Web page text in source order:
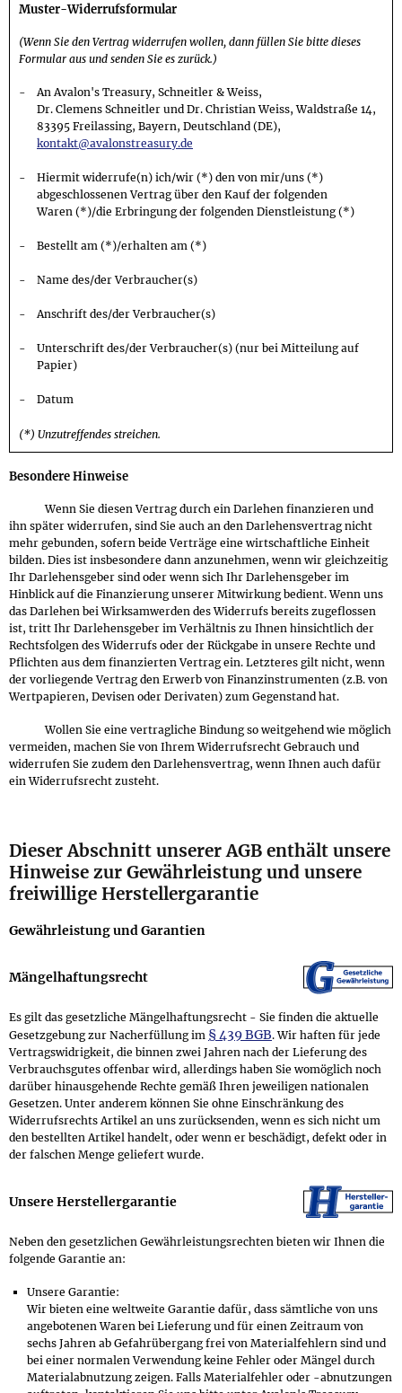
Muster-Widerrufsformular
(Wenn Sie den Vertrag widerrufen wollen, dann füllen Sie bitte dieses
Formular aus und senden Sie es zurück.)
An Avalon's Treasury, Schneitler & Weiss,
Dr. Clemens Schneitler und Dr. Christian Weiss, Waldstraße 14,
83395 Freilassing, Bayern, Deutschland (DE),
kontakt@avalonstreasury.de
Hiermit widerrufe(n) ich/wir (*) den von mir/uns (*)
abgeschlossenen Vertrag über den Kauf der folgenden
Waren (*)/die Erbringung der folgenden Dienstleistung (*)
Bestellt am (*)/erhalten am (*)
Name des/der Verbraucher(s)
Anschrift des/der Verbraucher(s)
Unterschrift des/der Verbraucher(s) (nur bei Mitteilung auf
Papier)
Datum
(*) Unzutreffendes streichen.
Besondere Hinweise
Wenn Sie diesen Vertrag durch ein Darlehen finanzieren und
ihn später widerrufen, sind Sie auch an den Darlehensvertrag nicht
mehr gebunden, sofern beide Verträge eine wirtschaftliche Einheit
bilden. Dies ist insbesondere dann anzunehmen, wenn wir gleichzeitig
Ihr Darlehensgeber sind oder wenn sich Ihr Darlehensgeber im
Hinblick auf die Finanzierung unserer Mitwirkung bedient. Wenn uns
das Darlehen bei Wirksamwerden des Widerrufs bereits zugeflossen
ist, tritt Ihr Darlehensgeber im Verhältnis zu Ihnen hinsichtlich der
Rechtsfolgen des Widerrufs oder der Rückgabe in unsere Rechte und
Pflichten aus dem finanzierten Vertrag ein. Letzteres gilt nicht, wenn
der vorliegende Vertrag den Erwerb von Finanzinstrumenten (z.B. von
Wertpapieren, Devisen oder Derivaten) zum Gegenstand hat.
Wollen Sie eine vertragliche Bindung so weitgehend wie möglich
vermeiden, machen Sie von Ihrem Widerrufsrecht Gebrauch und
widerrufen Sie zudem den Darlehensvertrag, wenn Ihnen auch dafür
ein Widerrufsrecht zusteht.
Dieser Abschnitt unserer AGB enthält unsere
Hinweise zur Gewährleistung und unsere
freiwillige Herstellergarantie
Gewähr­leistung und Garantien
Mängel­haftungs­recht
Es gilt das gesetzliche Mängelhaftungsrecht - Sie finden die aktuelle
Gesetzgebung zur Nacherfüllung im § 439 BGB. Wir haften für jede
Vertragswidrigkeit, die binnen zwei Jahren nach der Lieferung des
Verbrauchsgutes offenbar wird, allerdings haben Sie womöglich noch
darüber hinausgehende Rechte gemäß Ihren jeweiligen nationalen
Gesetzen. Unter anderem können Sie ohne Einschränkung des
Widerrufsrechts Artikel an uns zurücksenden, wenn es sich nicht um
den bestellten Artikel handelt, oder wenn er beschädigt, defekt oder in
der falschen Menge geliefert wurde.
Unsere Hersteller­garantie
Neben den gesetzlichen Gewährleistungsrechten bieten wir Ihnen die
folgende Garantie an:
Unsere Garantie:
Wir bieten eine weltweite Garantie dafür, dass sämtliche von uns
angebotenen Waren bei Lieferung und für einen Zeitraum von
sechs Jahren ab Gefahrübergang frei von Materialfehlern sind und
bei einer normalen Verwendung keine Fehler oder Mängel durch
Materialabnutzung zeigen. Falls Materialfehler oder -abnutzungen